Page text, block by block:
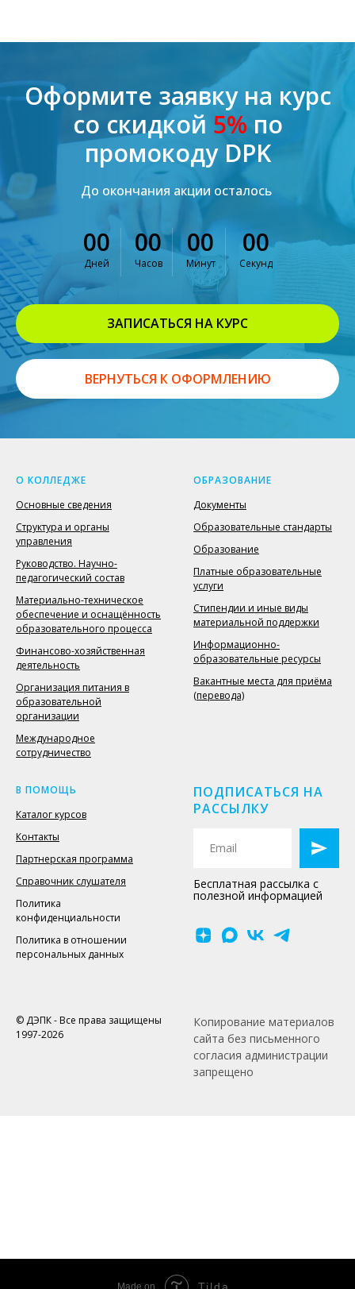
Оформите заявку на курс
со скидкой 5% по
промокоду DPK
До окончания акции осталось
00
Дней
00
Часов
00
Минут
00
Секунд
ЗАПИСАТЬСЯ НА КУРС
ВЕРНУТЬСЯ К ОФОРМЛЕНИЮ
О КОЛЛЕДЖЕ
Основные сведения
Структура и органы
управления
Руководство. Научно-
педагогический состав
Материально-техническое
обеспечение и оснащённость
образовательного процесса
Финансово-хозяйственная
деятельность
Организация питания в
образовательной
организации
Международное
сотрудничество
ОБРАЗОВАНИЕ
Документы
Образовательные стандарты
Образование
Платные образовательные
услуги
Стипендии и иные виды
материальной поддержки
Информационно-
образовательные ресурсы
Вакантные места для приёма
(перевода)
В ПОМОЩЬ
Каталог курсов
Контакты
Партнерская программа
Справочник слушателя
Политика
конфиденциальности
Политика в отношении
персональных данных
ПОДПИСАТЬСЯ НА
РАССЫЛКУ
Бесплатная рассылка с
полезной информацией
© ДЭПК - Все права защищены
1997-2026
Копирование материалов
сайта без письменного
согласия администрации
запрещено
Made on Tilda